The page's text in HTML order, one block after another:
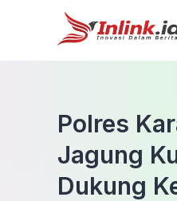
Polres
Jagung
Dukung